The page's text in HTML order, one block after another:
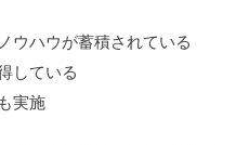
ウハウが蓄積されている
している
実施